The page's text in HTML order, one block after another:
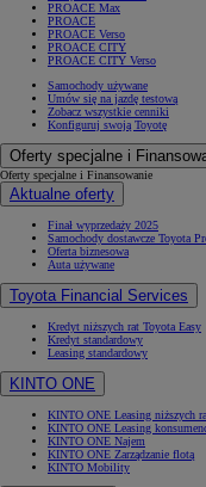
PROACE Max
PROACE
PROACE Verso
PROACE CITY
PROACE CITY Verso
Samochody używane
Umów się na jazdę testową
Zobacz wszystkie cenniki
Konfiguruj swoją Toyotę
Oferty specjalne i
Oferty specjalne i Finansowanie
Aktualne oferty
Finał wyprzedaży 2025
Samochody dostawcze Toyota
Oferta biznesowa
Auta używane
Toyota Financial Services
Kredyt niższych rat Toyota Easy
Kredyt standardowy
Leasing standardowy
KINTO ONE
KINTO ONE Leasing niższych
KINTO ONE Leasing
KINTO ONE Najem
KINTO ONE Zarządzanie flotą
KINTO Mobility